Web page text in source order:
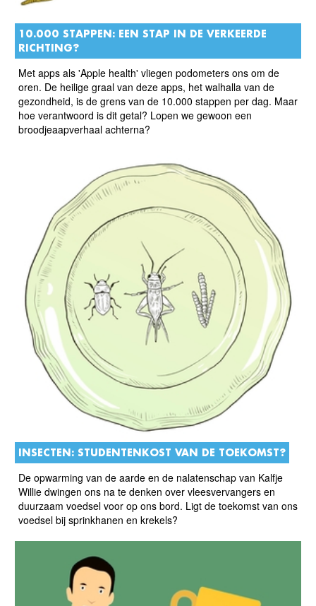
10.000 STAPPEN: EEN STAP IN DE VERKEERDE
RICHTING?
Met apps als 'Apple health' vliegen podometers ons om de
oren. De heilige graal van deze apps, het walhalla van de
gezondheid, is de grens van de 10.000 stappen per dag. Maar
hoe verantwoord is dit getal? Lopen we gewoon een
broodjeaapverhaal achterna?
INSECTEN: STUDENTENKOST VAN DE TOEKOMST?
De opwarming van de aarde en de nalatenschap van Kalfje
Willie dwingen ons na te denken over vleesvervangers en
duurzaam voedsel voor op ons bord. Ligt de toekomst van ons
voedsel bij sprinkhanen en krekels?